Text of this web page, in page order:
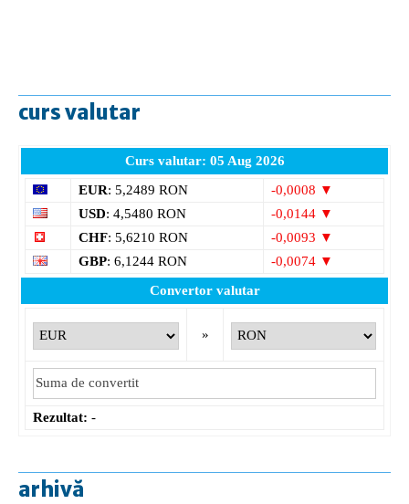
curs valutar
Curs valutar: 05 Aug 2026
EUR: 5,2489 RON
-0,0008 ▼
USD: 4,5480 RON
-0,0144 ▼
CHF: 5,6210 RON
-0,0093 ▼
GBP: 6,1244 RON
-0,0074 ▼
Convertor valutar
»
Rezultat: -
arhivă